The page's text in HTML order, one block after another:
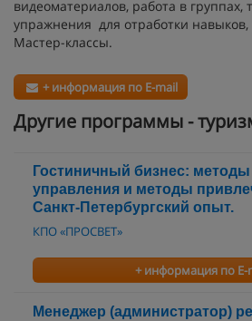
видеоматериалов, работа в
упражнения для отработки
Мастер-классы.
+ информация по E-mail
Другие программы -
Гостиничный бизнес:
управления и методы
Санкт-Петербургский опыт.
КПО «ПРОСВЕТ»
+ информация по E-
Менеджер (администратор)